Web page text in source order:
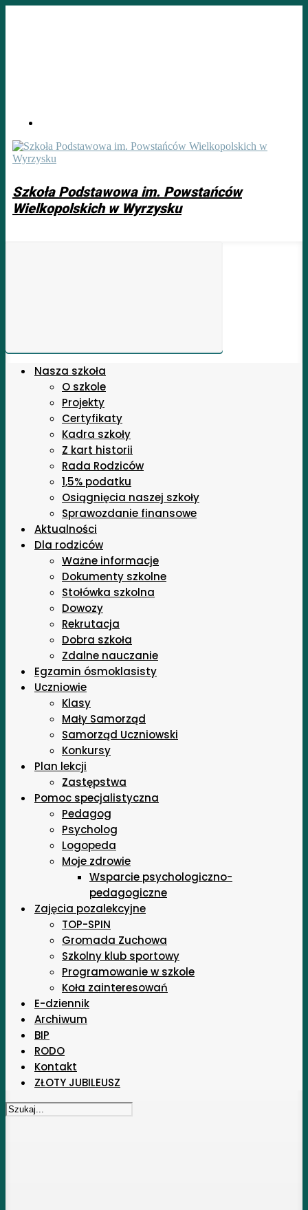
Szkoła Podstawowa im. Powstańców
Wielkopolskich w Wyrzysku
Nasza szkoła
O szkole
Projekty
Certyfikaty
Kadra szkoły
Z kart historii
Rada Rodziców
1,5% podatku
Osiągnięcia naszej szkoły
Sprawozdanie finansowe
Aktualności
Dla rodziców
Ważne informacje
Dokumenty szkolne
Stołówka szkolna
Dowozy
Rekrutacja
Dobra szkoła
Zdalne nauczanie
Egzamin ósmoklasisty
Uczniowie
Klasy
Mały Samorząd
Samorząd Uczniowski
Konkursy
Plan lekcji
Zastępstwa
Pomoc specjalistyczna
Pedagog
Psycholog
Logopeda
Moje zdrowie
Wsparcie psychologiczno-
pedagogiczne
Zajęcia pozalekcyjne
TOP-SPIN
Gromada Zuchowa
Szkolny klub sportowy
Programowanie w szkole
Koła zainteresowań
E-dziennik
Archiwum
BIP
RODO
Kontakt
ZŁOTY JUBILEUSZ